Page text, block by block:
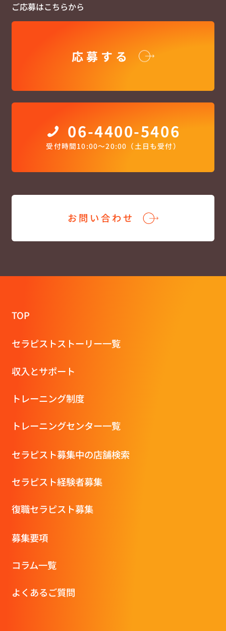
ご応募はこちらから
応募する
06-4400-5406
受付時間10:00〜20:00（土日も受付）
お問い合わせ
TOP
セラピストストーリー一覧
収⼊とサポート
トレーニング制度
トレーニングセンター一覧
セラピスト募集中の店舗検索
セラピスト経験者募集
復職セラピスト募集
募集要項
コラム一覧
よくあるご質問